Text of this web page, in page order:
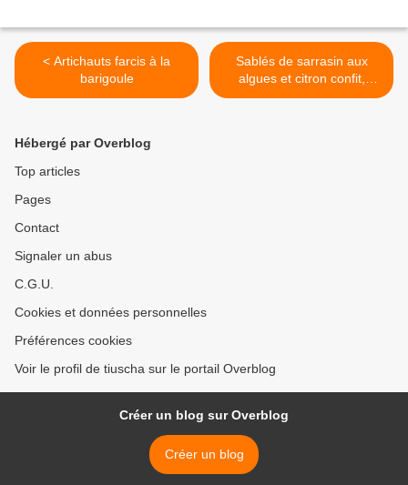
< Artichauts farcis à la
barigoule
Sablés de sarrasin aux
algues et citron confit,
rillettes de sardine >
Hébergé par Overblog
Top articles
Pages
Contact
Signaler un abus
C.G.U.
Cookies et données personnelles
Préférences cookies
Voir le profil de tiuscha sur le portail Overblog
Créer un blog sur Overblog
Créer un blog